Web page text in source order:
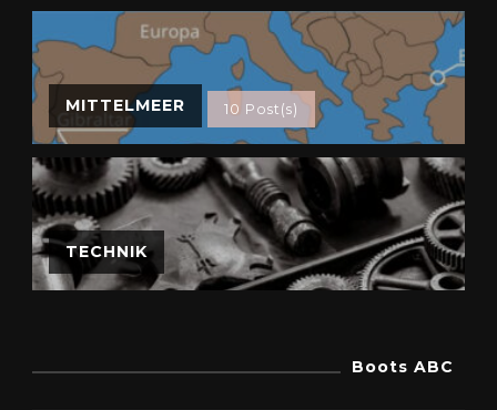
MITTELMEER 10 Post(s)
TECHNIK
Boots ABC